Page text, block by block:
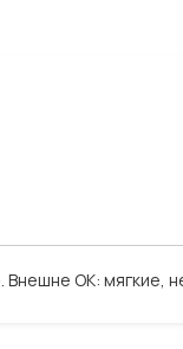
ОК: мягкие,